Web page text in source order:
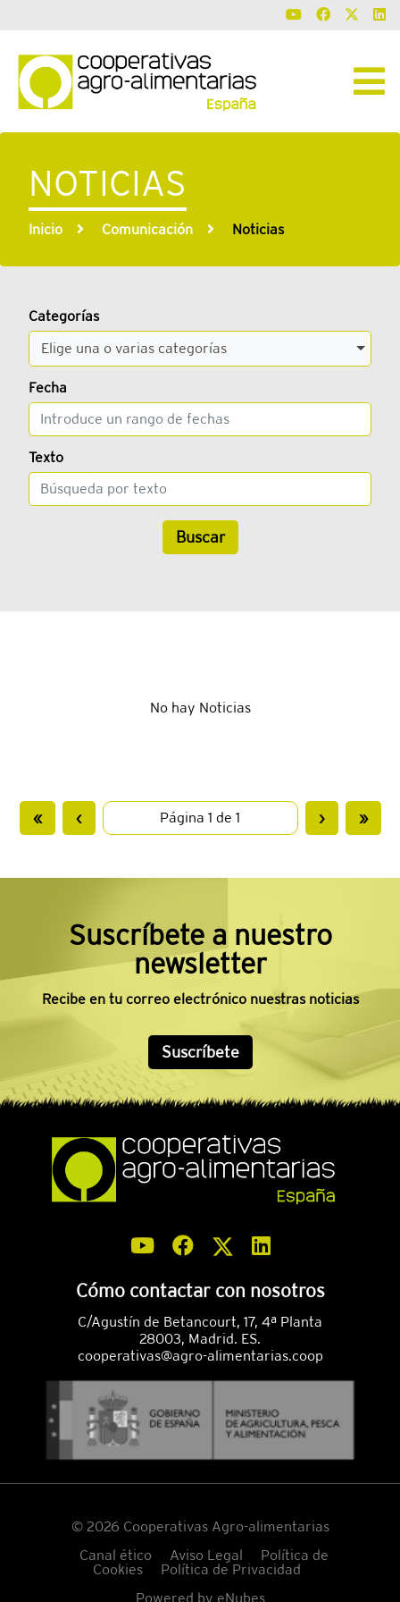
NOTICIAS
Inicio Comunicación Noticias
Categorías
Elige una o varias categorías
Fecha
Texto
Buscar
No hay Noticias
« ‹ › »
Suscríbete a nuestro
newsletter
Recibe en tu correo electrónico nuestras noticias
Suscríbete
Cómo contactar con nosotros
C/Agustín de Betancourt, 17, 4ª Planta
28003, Madrid. ES.
cooperativas@agro-alimentarias.coop
© 2026 Cooperativas Agro-alimentarias
Canal ético
Aviso Legal
Política de
Cookies
Política de Privacidad
Powered by eNubes